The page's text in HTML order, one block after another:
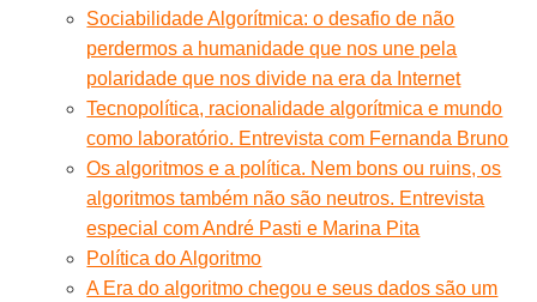
Sociabilidade Algorítmica: o desafio de não
perdermos a humanidade que nos une pela
polaridade que nos divide na era da Internet
Tecnopolítica, racionalidade algorítmica e mundo
como laboratório. Entrevista com Fernanda Bruno
Os algoritmos e a política. Nem bons ou ruins, os
algoritmos também não são neutros. Entrevista
especial com André Pasti e Marina Pita
Política do Algoritmo
A Era do algoritmo chegou e seus dados são um